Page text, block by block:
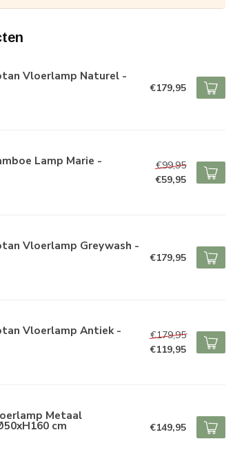
Vloerlamp Naturel -
€179,95
Lamp Marie -
€99,95
€59,95
Vloerlamp Greywash -
€179,95
Vloerlamp Antiek -
€179,95
€119,95
Metaal
cm €149,95